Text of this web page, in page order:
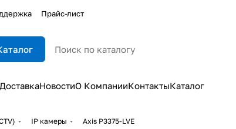
Прайс-лист
ДоставкаНовостиО КомпанииКонтактыКаталог
IP камеры Axis P3375-LVE